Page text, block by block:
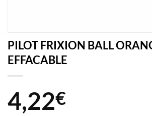
PILOT FRIXION BALL
EFFACABLE
4,22€